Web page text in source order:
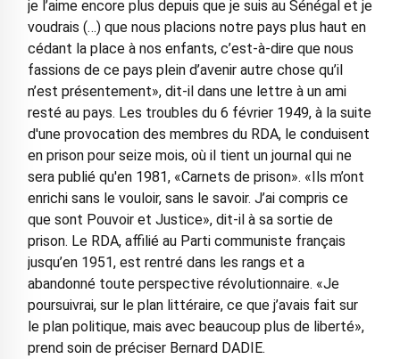
je l’aime encore plus depuis que je suis au Sénégal et je
voudrais (…) que nous placions notre pays plus haut en
cédant la place à nos enfants, c’est-à-dire que nous
fassions de ce pays plein d’avenir autre chose qu’il
n’est présentement», dit-il dans une lettre à un ami
resté au pays. Les troubles du 6 février 1949, à la suite
d'une provocation des membres du RDA, le conduisent
en prison pour seize mois, où il tient un journal qui ne
sera publié qu'en 1981, «Carnets de prison». «Ils m’ont
enrichi sans le vouloir, sans le savoir. J’ai compris ce
que sont Pouvoir et Justice», dit-il à sa sortie de
prison. Le RDA, affilié au Parti communiste français
jusqu’en 1951, est rentré dans les rangs et a
abandonné toute perspective révolutionnaire. «Je
poursuivrai, sur le plan littéraire, ce que j’avais fait sur
le plan politique, mais avec beaucoup plus de liberté»,
prend soin de préciser Bernard DADIE.